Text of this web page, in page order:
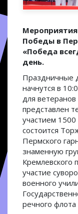
Победы в
«Победа
день.
Праздничные
начнутся в
для
представлен
участием
состоится
Пермского
знаменную
Кремлевского
участие
военного
речного